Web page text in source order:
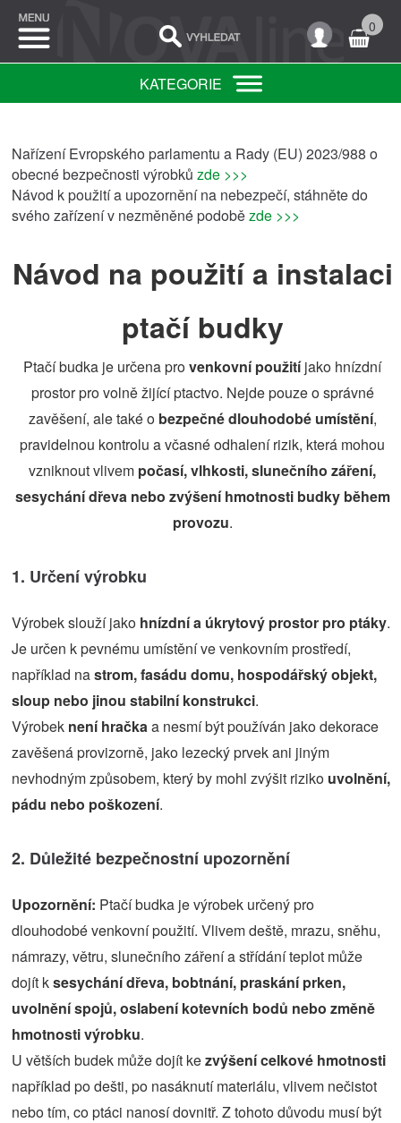
0
KATEGORIE
Nařízení Evropského parlamentu a Rady (EU) 2023/988 o
obecné bezpečnosti výrobkůzde >>>
Návod k použití a upozornění na nebezpečí, stáhněte do
svého zařízení v nezměněné podobězde >>>
Návod na použití a instalaci
ptačí budky
Ptačí budka je určena provenkovní použitíjako hnízdní
prostor pro volně žijící ptactvo. Nejde pouze o správné
zavěšení, ale také o bezpečné dlouhodobé umístění,
pravidelnou kontrolu a včasné odhalení rizik, která mohou
vzniknout vlivem počasí, vlhkosti, slunečního záření,
sesychání dřeva nebo zvýšení hmotnosti budky během
provozu.
1. Určení výrobku
Výrobek slouží jako hnízdní a úkrytový prostor pro ptáky.
Je určen k pevnému umístění ve venkovním prostředí,
například nastrom, fasádu domu, hospodářský objekt,
sloup nebo jinou stabilní konstrukci.
Výrobek není hračkaa nesmí být používán jako dekorace
zavěšená provizorně, jako lezecký prvek ani jiným
nevhodným způsobem, který by mohl zvýšit riziko uvolnění,
pádu nebo poškození.
2. Důležité bezpečnostní upozornění
Upozornění: Ptačí budka je výrobek určený pro
dlouhodobé venkovní použití. Vlivem deště, mrazu, sněhu,
námrazy, větru, slunečního záření a střídání teplot může
dojít ksesychání dřeva, bobtnání, praskání prken,
uvolnění spojů, oslabení kotevních bodů nebo změně
hmotnosti výrobku.
U větších budek může dojít kezvýšení celkové hmotnosti
například po dešti, po nasáknutí materiálu, vlivem nečistot
nebo tím, co ptáci nanosí dovnitř. Z tohoto důvodu musí být